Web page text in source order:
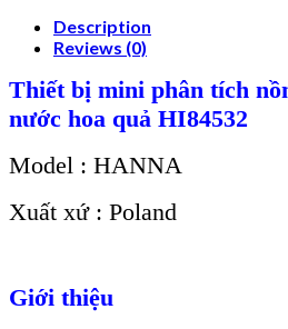
Description
Reviews (0)
Thiết bị mini phân tích
nước hoa quả HI84532
Model : HANNA
Xuất xứ : Poland
Giới thiệu